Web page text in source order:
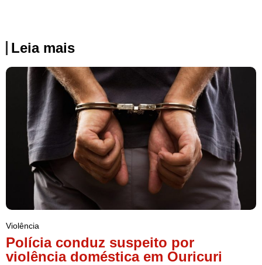
Leia mais
Violência
Polícia conduz suspeito por
violência doméstica em Ouricuri